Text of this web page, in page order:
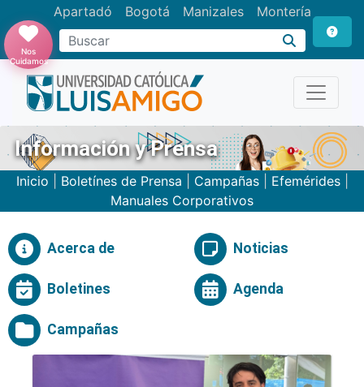
Apartadó Bogotá Manizales Montería
Buscar
Nos
Cuidamos
Información y Prensa
Inicio Boletínes de Prensa Campañas Efemérides
Manuales Corporativos
Acerca de Noticias
Boletines Agenda
Campañas